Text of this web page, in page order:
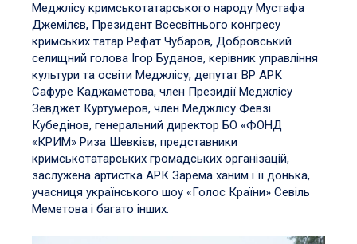
Меджлісу кримськотатарського народу Мустафа
Джемілєв, Президент Всесвітнього конгресу
кримських татар Рефат Чубаров, Добровський
селищний голова Ігор Буданов, керівник управління
культури та освіти Меджлісу, депутат ВР АРК
Сафуре Каджаметова, член Президії Меджлісу
Зевджет Куртумеров, член Меджлісу Февзі
Кубедінов, генеральний директор БО «ФОНД
«КРИМ» Риза Шевкієв, представники
кримськотатарських громадських організацій,
заслужена артистка АРК Зарема ханим і її донька,
учасниця українського шоу «Голос Країни» Севіль
Меметова і багато інших.